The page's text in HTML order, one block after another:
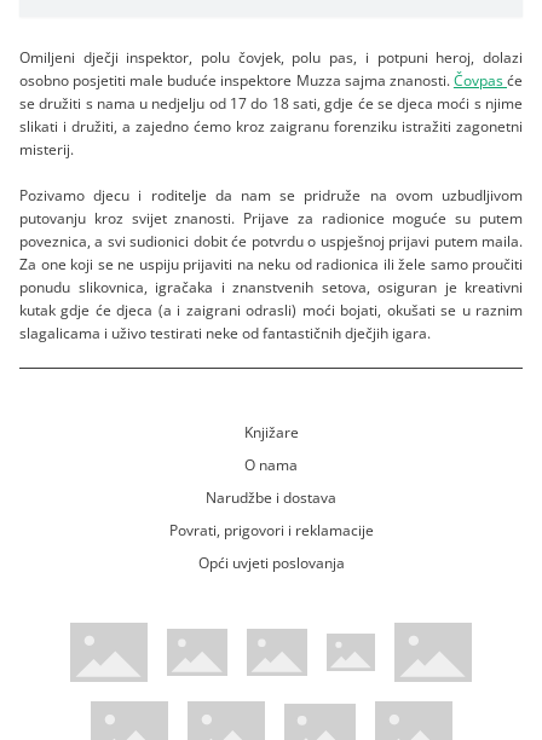
Omiljeni dječji inspektor, polu čovjek, polu pas, i potpuni heroj, dolazi
osobno posjetiti male buduće inspektore Muzza sajma znanosti. Čovpasće
se družiti s nama u nedjelju od 17 do 18 sati, gdje će se djeca moći s njime
slikati i družiti, a zajedno ćemo kroz zaigranu forenziku istražiti zagonetni
misterij.
Pozivamo djecu i roditelje da nam se pridruže na ovom uzbudljivom
putovanju kroz svijet znanosti. Prijave za radionice moguće su putem
poveznica, a svi sudionici dobit će potvrdu o uspješnoj prijavi putem maila.
Za one koji se ne uspiju prijaviti na neku od radionica ili žele samo proučiti
ponudu slikovnica, igračaka i znanstvenih setova, osiguran je kreativni
kutak gdje će djeca (a i zaigrani odrasli) moći bojati, okušati se u raznim
slagalicama i uživo testirati neke od fantastičnih dječjih igara.
Knjižare
O nama
Narudžbe i dostava
Povrati, prigovori i reklamacije
Opći uvjeti poslovanja
WsPay web stranicaMaestro web stranicaMastercard web stranicaAmerican Express web stranica
Visa web stranica
Diners web stranicaTrustwave certificiranoMastercard sigurnosni kod web
Pci Dss certificirano